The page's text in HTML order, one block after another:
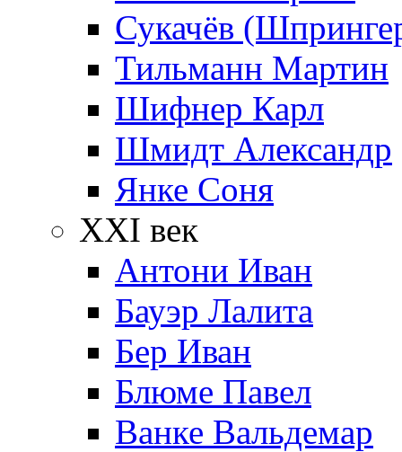
Сукачёв
Тильманн Мартин
Шифнер Карл
Шмидт Александр
Янке Соня
XXI век
Антони Иван
Бауэр Лалита
Бер Иван
Блюме Павел
Ванке Вальдемар